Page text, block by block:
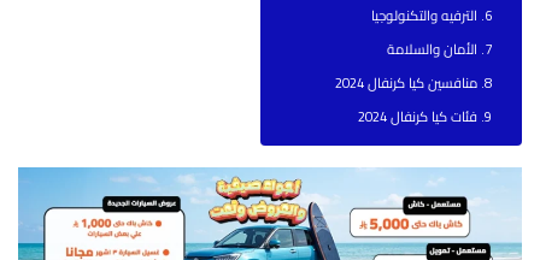
الترفيه والتكنولوجيا
الأمان والسلامة
منافسين كيا كرنفال 2024
فئات كيا كرنفال 2024